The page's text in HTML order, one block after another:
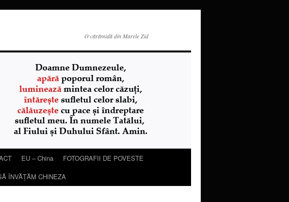
O cărămidă din Marele Zid
EU – China
FOTOGRAFII DE POVESTE
ÎNVĂŢĂM CHINEZA